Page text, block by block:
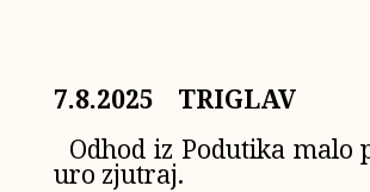
7.8.2025 TRIGLAV
Odhod iz Podutika malo
uro zjutraj.